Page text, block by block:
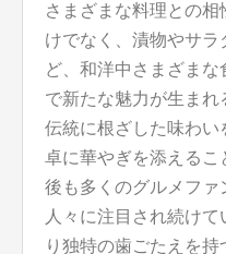
さまざまな料理との
けでなく、漬物やサ
ど、和洋中さまざま
で新たな魅力が生まれ
伝統に根ざした味わい
卓に華やぎを添えるこ
後も多くのグルメファ
人々に注目され続け
り独特の歯ごたえを